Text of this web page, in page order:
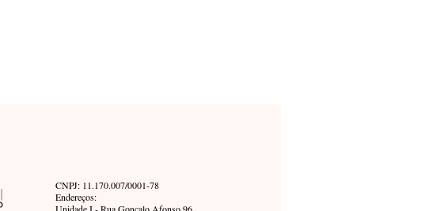
CNPJ: 11.170.007/0001-78
Endereços:
Unidade I - Rua Gonçalo Afonso 96